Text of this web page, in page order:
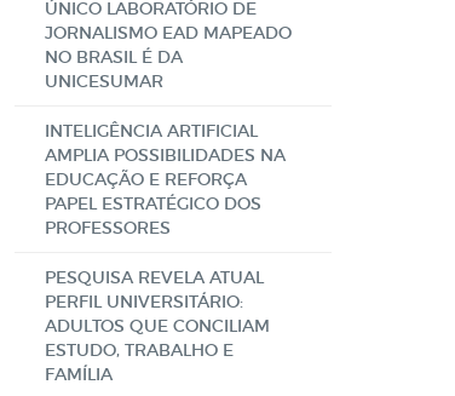
ÚNICO LABORATÓRIO DE
JORNALISMO EAD MAPEADO
NO BRASIL É DA
UNICESUMAR
INTELIGÊNCIA ARTIFICIAL
AMPLIA POSSIBILIDADES NA
EDUCAÇÃO E REFORÇA
PAPEL ESTRATÉGICO DOS
PROFESSORES
PESQUISA REVELA ATUAL
PERFIL UNIVERSITÁRIO:
ADULTOS QUE CONCILIAM
ESTUDO, TRABALHO E
FAMÍLIA